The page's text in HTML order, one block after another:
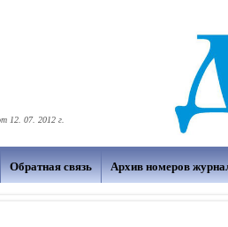
12. 07. 2012 г.
Обратная связь Архив номеров